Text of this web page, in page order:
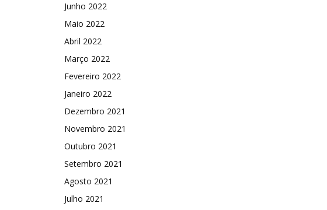
Junho 2022
Maio 2022
Abril 2022
Março 2022
Fevereiro 2022
Janeiro 2022
Dezembro 2021
Novembro 2021
Outubro 2021
Setembro 2021
Agosto 2021
Julho 2021